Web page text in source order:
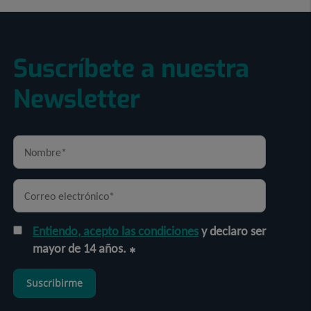
Suscríbete a nuestra
Newsletter
Entiendo, acepto las condicionesy declaro ser
mayor de 14 años.
Suscribirme